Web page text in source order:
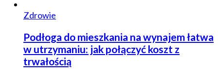
Zdrowie
Podłoga do mieszkania na wynajem łatwa
w utrzymaniu: jak połączyć koszt z
trwałością